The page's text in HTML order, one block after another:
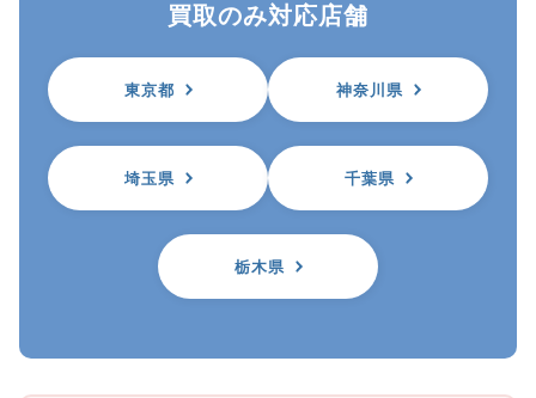
買取のみ対応店舗
東京都 神奈川県
埼玉県 千葉県
栃木県